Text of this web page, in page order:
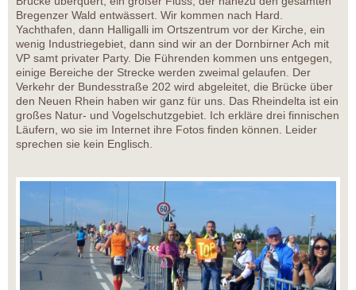
Bregenzer Wald entwässert. Wir kommen nach Hard.
Yachthafen, dann Halligalli im Ortszentrum vor der Kirche, ein
wenig Industriegebiet, dann sind wir an der Dornbirner Ach mit
VP samt privater Party. Die Führenden kommen uns entgegen,
einige Bereiche der Strecke werden zweimal gelaufen. Der
Verkehr der Bundesstraße 202 wird abgeleitet, die Brücke über
den Neuen Rhein haben wir ganz für uns. Das Rheindelta ist ein
großes Natur- und Vogelschutzgebiet. Ich erkläre drei finnischen
Läufern, wo sie im Internet ihre Fotos finden können. Leider
sprechen sie kein Englisch.